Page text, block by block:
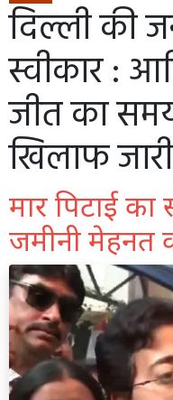
दिल्ली की
स्वीकार :
जीत का
खिलाफ
मार पिटाई
जमीनी